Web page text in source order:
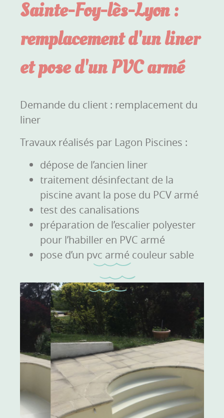
Sainte-Foy-lès-Lyon :
remplacement d'un liner
et pose d'un PVC armé
Demande du client : remplacement du
liner
Travaux réalisés par Lagon Piscines :
dépose de l’ancien liner
traitement désinfectant de la
piscine avant la pose du PCV armé
test des canalisations
préparation de l’escalier polyester
pour l’habiller en PVC armé
pose d’un pvc armé couleur sable